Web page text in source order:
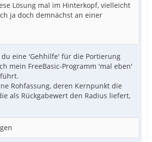
Lösung mal im Hinterkopf, vielleicht
ja doch demnächst an einer
du eine 'Gehhilfe' für die Portierung
mein FreeBasic-Programm 'mal eben'
Rohfassung, deren Kernpunkt die
als Rückgabewert den Radius liefert,